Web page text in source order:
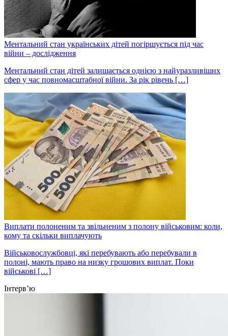
Ментальний стан українських дітей погіршується під час
війни – дослідження
Ментальний стан дітей залишається однією з найуразливіших
сфер у час повномасштабної війни. За рік рівень […]
Виплати полоненим та звільненим з полону військовим: коли,
кому та скільки виплачують
Військовослужбовці, які перебувають або перебували в
полоні, мають право на низку грошових виплат. Поки
військові […]
Інтерв’ю